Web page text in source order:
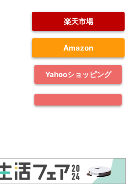
楽天市場
Amazon
Yahooショッピング